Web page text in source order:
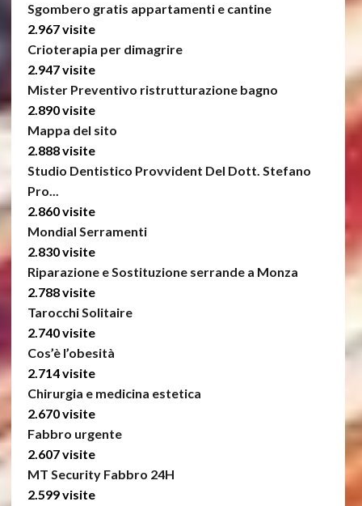
Sgombero gratis appartamenti e cantine
2.967 visite
Crioterapia per dimagrire
2.947 visite
Mister Preventivo ristrutturazione bagno
2.890 visite
Mappa del sito
2.888 visite
Studio Dentistico Provvident Del Dott. Stefano
Pro...
2.860 visite
Mondial Serramenti
2.830 visite
Riparazione e Sostituzione serrande a Monza
2.788 visite
Tarocchi Solitaire
2.740 visite
Cos’è l’obesità
2.714 visite
Chirurgia e medicina estetica
2.670 visite
Fabbro urgente
2.607 visite
MT Security Fabbro 24H
2.599 visite